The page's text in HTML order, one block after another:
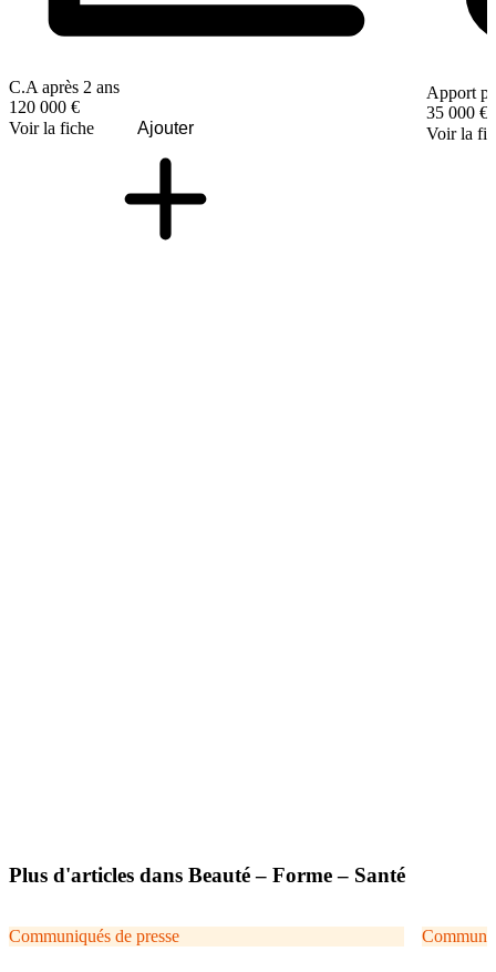
C.A après 2 ans
120 000 €
Voir la fiche
Ajouter
Apport
35 000 €
Voir la
Plus d'articles dans Beauté – Forme – Santé
Communiqués de presse